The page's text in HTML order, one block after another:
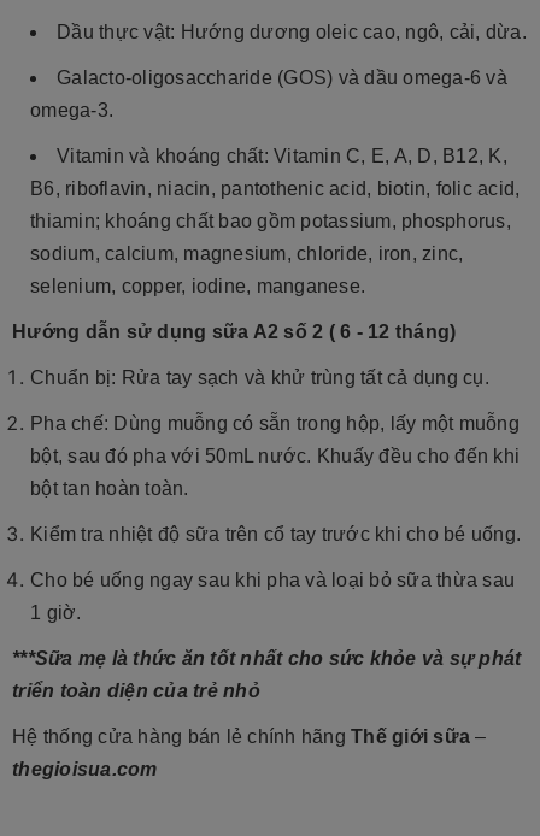
Dầu thực vật: Hướng dương oleic cao, ngô, cải, dừa.
Galacto-oligosaccharide (GOS) và dầu omega-6 và
omega-3.
Vitamin và khoáng chất: Vitamin C, E, A, D, B12, K,
B6, riboflavin, niacin, pantothenic acid, biotin, folic acid,
thiamin; khoáng chất bao gồm potassium, phosphorus,
sodium, calcium, magnesium, chloride, iron, zinc,
selenium, copper, iodine, manganese.
Hướng dẫn sử dụng sữa A2 số 2 ( 6 - 12 tháng)
Chuẩn bị: Rửa tay sạch và khử trùng tất cả dụng cụ.
Pha chế: Dùng muỗng có sẵn trong hộp, lấy một muỗng
bột, sau đó pha với 50mL nước. Khuấy đều cho đến khi
bột tan hoàn toàn.
Kiểm tra nhiệt độ sữa trên cổ tay trước khi cho bé uống.
Cho bé uống ngay sau khi pha và loại bỏ sữa thừa sau
1 giờ.
***Sữa mẹ là thức ăn tốt nhất cho sức khỏe và sự phát
triển toàn diện của trẻ nhỏ
Hệ thống cửa hàng bán lẻ chính hãng Thế giới sữa –
thegioisua.com